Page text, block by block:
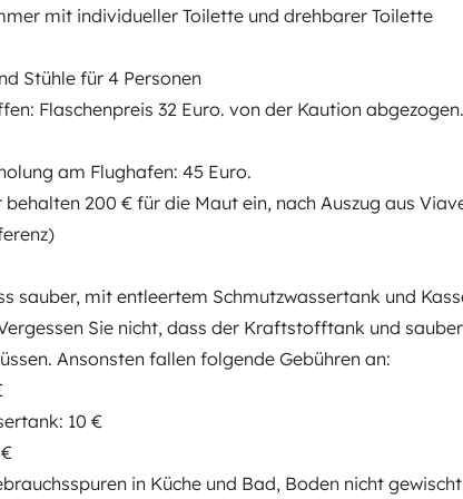
mit individueller Toilette und drehbarer Toilette
Stühle für 4 Personen
Flaschenpreis 32 Euro. von der Kaution abgezogen.
am Flughafen: 45 Euro.
behalten 200 € für die Maut ein, nach Auszug aus
sauber, mit entleertem Schmutzwassertank und
Sie nicht, dass der Kraftstofftank und
Ansonsten fallen folgende Gebühren an:
10 €
in Küche und Bad, Boden nicht
Datum der Erstzulassung:
2,85 m